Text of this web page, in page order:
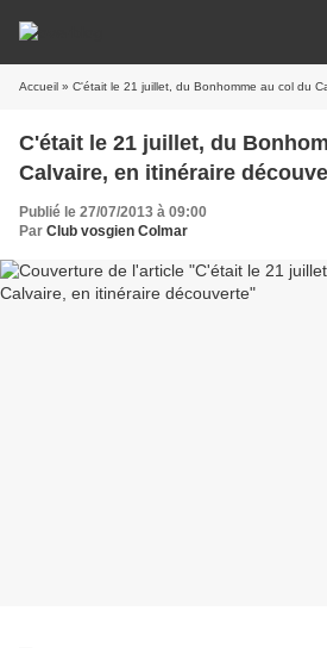
Accueil » C'était le 21 juillet, du Bonhomme au col du
C'était le 21 juillet, du
Calvaire, en itinéraire
Publié le 27/07/2013 à 09:00
Par Club vosgien Colmar